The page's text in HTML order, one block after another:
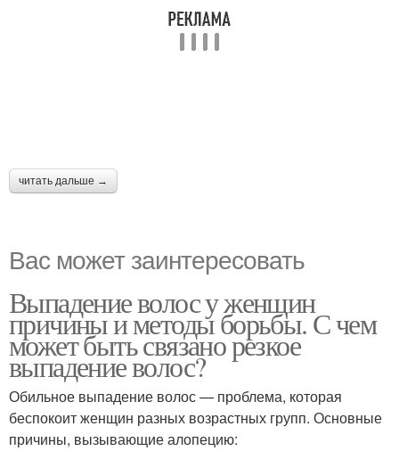
читать дальше →
Вас может заинтересовать
Выпадение волос у женщин
причины и методы борьбы. С чем
может быть связано резкое
выпадение волос?
Обильное выпадение волос — проблема, которая
беспокоит женщин разных возрастных групп. Основные
причины, вызывающие алопецию: